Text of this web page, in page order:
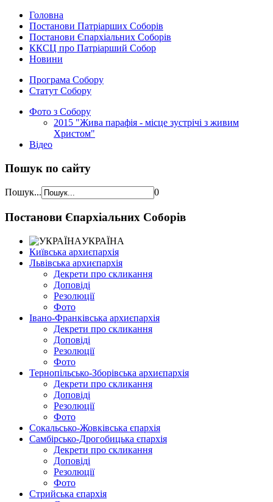
Головна
Постанови Патріарших Соборів
Постанови Єпархіальних Соборів
ККСЦ про Патріарший Собор
Новини
Програма Собору
Статут Собору
Фото з Собору
2015 "Жива парафія - місце зустрічі з живим
Христом"
Відео
Пошук по сайту
Пошук... 0
Постанови Єпархіальних Соборів
УКРАЇНА
Київська архиєпархія
Львівська архиєпархія
Декрети про скликання
Доповіді
Резолюції
Фото
Івано-Франківська архиєпархія
Декрети про скликання
Доповіді
Резолюції
Фото
Тернопільсько-Зборівська архиєпархія
Декрети про скликання
Доповіді
Резолюції
Фото
Сокальсько-Жовківська єпархія
Самбірсько-Дрогобицька єпархія
Декрети про скликання
Доповіді
Резолюції
Фото
Стрийська єпархія